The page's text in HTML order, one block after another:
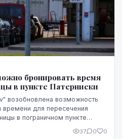
бронировать время
в пункте Патерниеки
возобновлена возможность
времени для пересечения
в пограничном пункте
37 0 0